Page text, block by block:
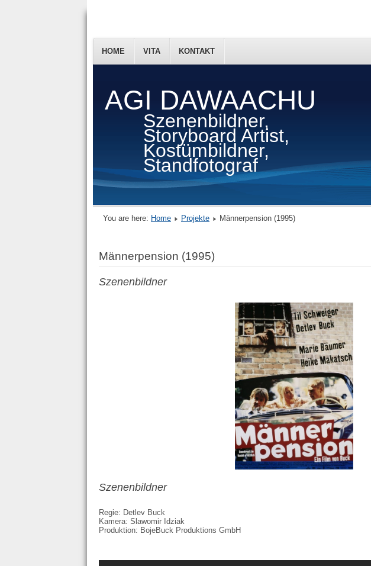
AGI DAWAACHU
Szenenbildner,
Storyboard Artist,
Kostümbildner,
Standfotograf
HOME VITA KONTAKT
You are here: Home Projekte Männerpension (1995)
Männerpension (1995)
Szenenbildner
Szenenbildner
Regie: Detlev Buck
Kamera: Slawomir Idziak
Produktion: BojeBuck Produktions GmbH